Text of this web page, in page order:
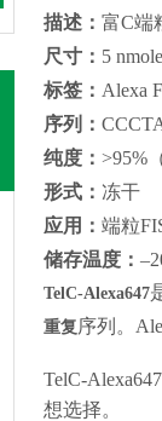
描述： 富C端
尺寸： 5 nmole
标签： Alexa
序列：
纯度： >95%
形式： 冻干
应用： 端粒
储存温度：
TelC-Alexa647
重复 序列。
TelC-
想选择。